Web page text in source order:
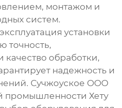
монтажом и
систем.
установки
точность,
качество обработки,
надежность и
Сучжоуское ООО
промышленности Хету